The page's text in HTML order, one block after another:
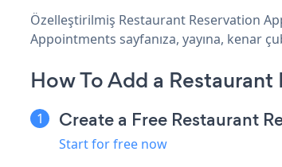
Özelleştirilmiş Restaurant Reservation
Appointments sayfanıza, yayına, kenar
How To Add a
Create a Free Restaurant
Start for free now